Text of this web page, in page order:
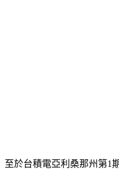
至於台積電亞利桑那州第1